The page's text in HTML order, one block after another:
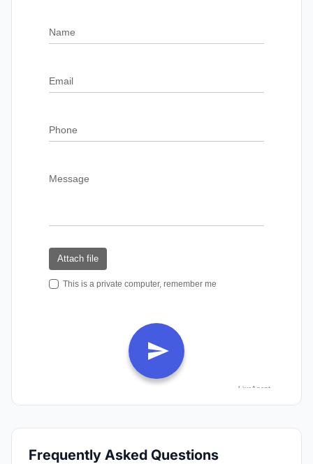
Frequently Asked Questions